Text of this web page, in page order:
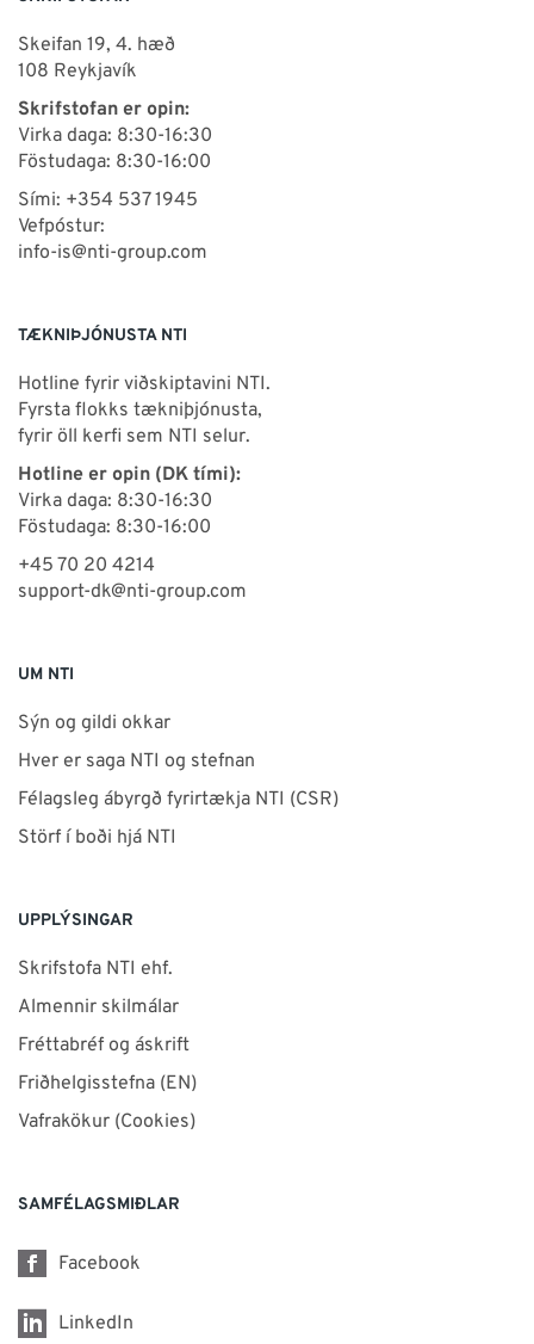
Skeifan 19, 4. hæð
108 Reykjavík
Skrifstofan er opin:
Virka daga: 8:30-16:30
Föstudaga: 8:30-16:00
Sími: +354 537 1945
Vefpóstur:
info-is@nti-group.com
TÆKNIÞJÓNUSTA NTI
Hotline fyrir viðskiptavini NTI.
Fyrsta flokks tækniþjónusta,
fyrir öll kerfi sem NTI selur.
Hotline er opin (DK tími):
Virka daga: 8:30-16:30
Föstudaga: 8:30-16:00
+45 70 20 4214
support-dk@nti-group.com
UM NTI
Sýn og gildi okkar
Hver er saga NTI og stefnan
Félagsleg ábyrgð fyrirtækja NTI (CSR)
Störf í boði hjá NTI
UPPLÝSINGAR
Skrifstofa NTI ehf.
Almennir skilmálar
Fréttabréf og áskrift
Friðhelgisstefna (EN)
Vafrakökur (Cookies)
SAMFÉLAGSMIÐLAR
Facebook
LinkedIn